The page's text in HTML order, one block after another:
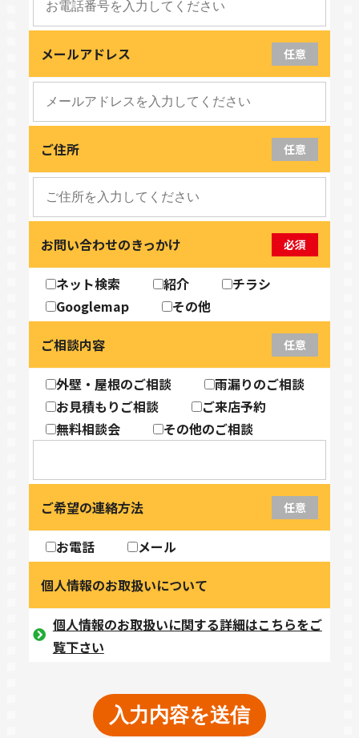
メールアドレス 任意
ご住所 任意
お問い合わせのきっかけ 必須
ネット検索 紹介
チラシ
Googlemap
その他
ご相談内容
任意
外壁・屋根のご相談
雨漏りのご相談
お見積もりご相談
ご来店予約
無料相談会
その他のご相談
ご希望の連絡方法 任意
お電話
メール
個人情報のお取扱いについて
個人情報のお取扱いに関する詳細はこちらをご
覧下さい